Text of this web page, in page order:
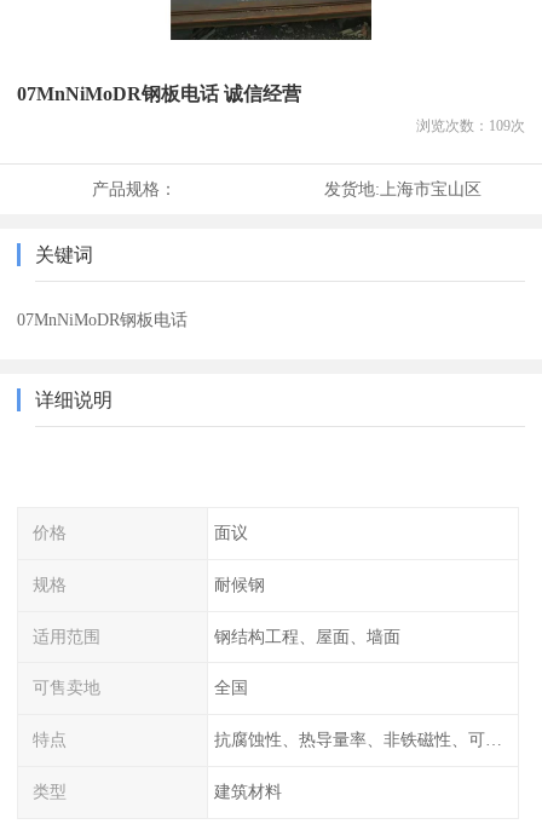
07MnNiMoDR钢板电话 诚信经营
浏览次数： 109次
产品规格： 发货地: 上海市宝山区
关键词
07MnNiMoDR钢板电话
详细说明
价格 面议
规格 耐候钢
适用范围 钢结构工程、屋面、墙面
可售卖地 全国
特点 抗腐蚀性、热导量率、非铁磁性、可加工性、可成形性、回收性
类型 建筑材料